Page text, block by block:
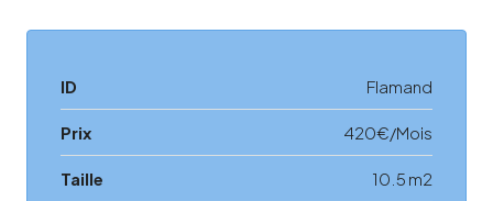
ID Flamand
Prix 420€/Mois
Taille 10.5 m2